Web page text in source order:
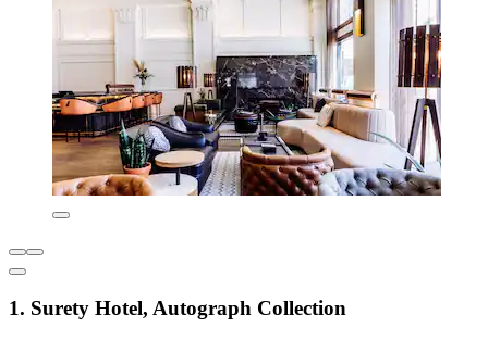
1. Surety Hotel, Autograph Collection